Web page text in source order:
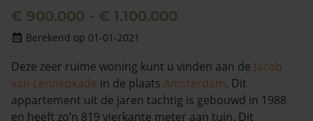
€ 900.000 - € 1.100.000
Berekend op 01-01-2021
Deze zeer ruime woning kunt u vinden aan de Jacob
van Lennepkade in de plaats Amsterdam. Dit
appartement uit de jaren tachtig is gebouwd in 1988
en heeft zo’n 819 vierkante meter aan tuin. Dit